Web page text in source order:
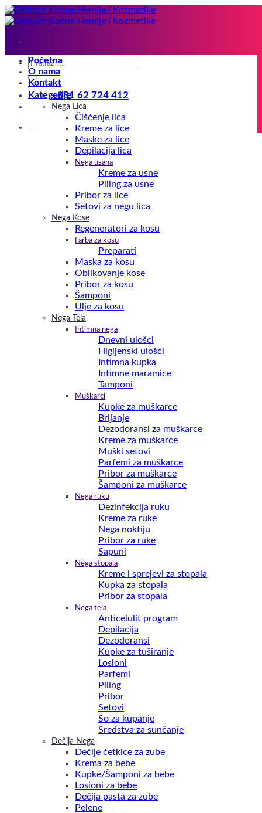
Preskoči
na
Pretraga
za:
+381 62 724 412
Početna
O nama
Kontakt
Kategorije
Nega Lica
Čišćenje lica
Kreme za lice
Maske za lice
Depilacija lica
Nega usana
Kreme za usne
Piling za usne
Pribor za lice
Setovi za negu lica
Nega Kose
Regeneratori za kosu
Farba za kosu
Preparati
Maska za kosu
Oblikovanje kose
Pribor za kosu
Šamponi
Ulje za kosu
Nega Tela
Intimna nega
Dnevni ulošci
Higijenski ulošci
Intimna kupka
Intimne maramice
Tamponi
Muškarci
Kupke za muškarce
Brijanje
Dezodoransi za muškarce
Kreme za muškarce
Muški setovi
Parfemi za muškarce
Pribor za muškarce
Šamponi za muškarce
Nega ruku
Dezinfekcija ruku
Kreme za ruke
Nega noktiju
Pribor za ruke
Sapuni
Nega stopala
Kreme i sprejevi za stopala
Kupka za stopala
Pribor za stopala
Nega tela
Anticelulit program
Depilacija
Dezodoransi
Kupke za tuširanje
Losioni
Parfemi
Piling
Pribor
Setovi
So za kupanje
Sredstva za sunčanje
Dečija Nega
Dečije četkice za zube
Krema za bebe
Kupke/Šamponi za bebe
Losioni za bebe
Dečija pasta za zube
Pelene